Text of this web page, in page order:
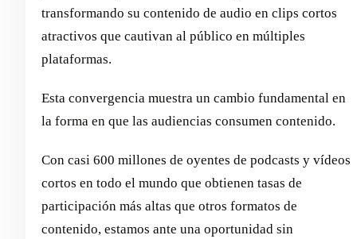
transformando su contenido de audio en clips cortos
atractivos que cautivan al público en múltiples
plataformas.
Esta convergencia muestra un cambio fundamental en
la forma en que las audiencias consumen contenido.
Con casi 600 millones de oyentes de podcasts y vídeos
cortos en todo el mundo que obtienen tasas de
participación más altas que otros formatos de
contenido, estamos ante una oportunidad sin